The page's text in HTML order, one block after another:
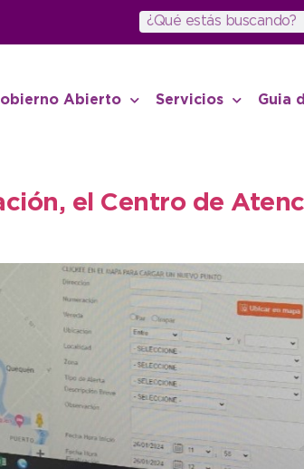
Abierto Servicios Guia
el Centro de